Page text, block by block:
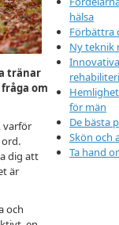
tränar
om
varför
dig att
är
och
hälsa
Förbättra
Ny teknik
för män
De bästa
Skön och
Ta hand